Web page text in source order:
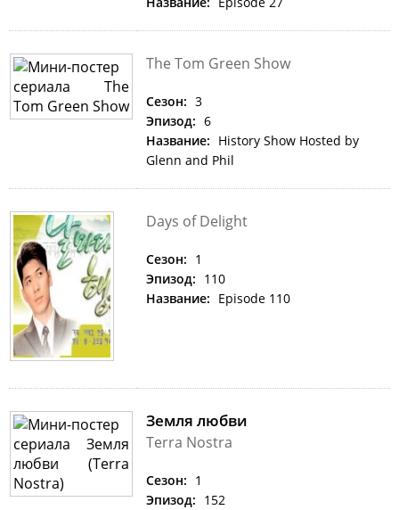
The Tom Green Show
Сезон: 3
Эпизод: 6
Название: History Show Hosted by
Glenn and Phil
Days of Delight
Сезон: 1
Эпизод: 110
Название: Episode 110
Земля любви
Terra Nostra
Сезон: 1
Эпизод: 152